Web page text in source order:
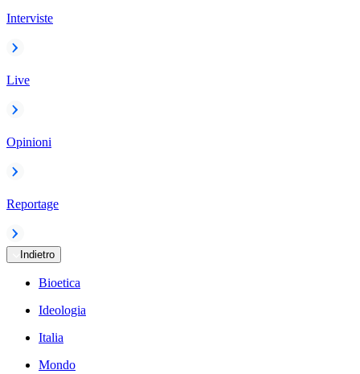
Interviste
Live
Opinioni
Reportage
Indietro
Bioetica
Ideologia
Italia
Mondo